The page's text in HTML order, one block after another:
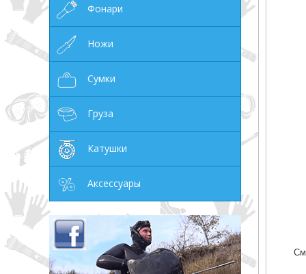
Фонари
Ножи
Сумки
Груза
Катушки
Аксессуары